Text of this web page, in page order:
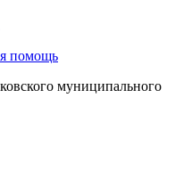
помощь
муниципального